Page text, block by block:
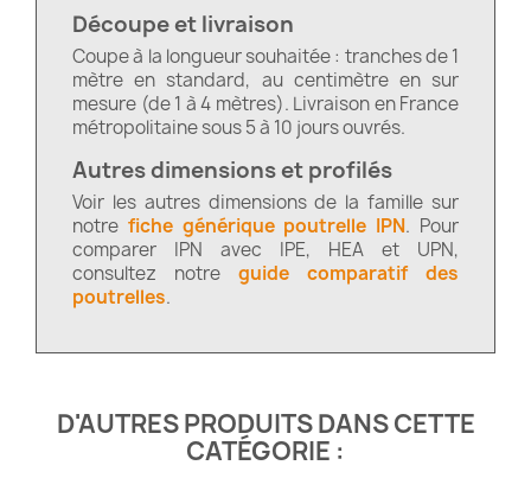
Découpe et livraison
Coupe à la longueur souhaitée : tranches de 1
mètre en standard, au centimètre en sur
mesure (de 1 à 4 mètres). Livraison en France
métropolitaine sous 5 à 10 jours ouvrés.
Autres dimensions et profilés
Voir les autres dimensions de la famille sur
notre fiche générique poutrelle IPN. Pour
comparer IPN avec IPE, HEA et UPN,
consultez notre guide comparatif des
poutrelles.
D'AUTRES PRODUITS DANS CETTE
CATÉGORIE :